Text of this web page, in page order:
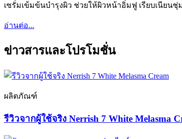
เซรั่มเข้มข้นบำรุงผิว ช่วยให้ผิวหน้าอิ่มฟู เรียบเนีย
อ่านต่อ...
ข่าวสารและโปรโมชั่น
ผลิตภัณฑ์
รีวิวจากผู้ใช้จริง Nerrish 7 White Melasma